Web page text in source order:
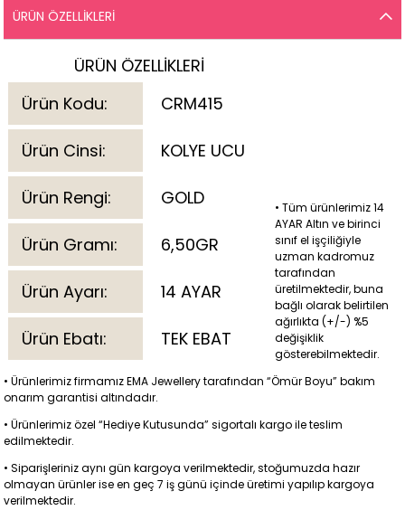
ÜRÜN ÖZELLIKLERI
ÜRÜN ÖZELLİKLERİ
Ürün Kodu:
CRM415
Ürün Cinsi: KOLYE UCU
Ürün Rengi: GOLD
Ürün Gramı: 6,50GR
Ürün Ayarı: 14 AYAR
Ürün Ebatı: TEK EBAT
• Tüm ürünlerimiz 14
AYAR Altın ve birinci
sınıf el işçiliğiyle
uzman kadromuz
tarafından
üretilmektedir, buna
bağlı olarak belirtilen
ağırlıkta (+/-) %5
değişiklik
gösterebilmektedir.
• Ürünlerimiz firmamız EMA Jewellery tarafından “Ömür Boyu” bakım
onarım garantisi altındadır.
• Ürünlerimiz özel “Hediye Kutusunda” sigortalı kargo ile teslim
edilmektedir.
• Siparişleriniz aynı gün kargoya verilmektedir, stoğumuzda hazır
olmayan ürünler ise en geç 7 iş günü içinde üretimi yapılıp kargoya
verilmektedir.